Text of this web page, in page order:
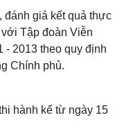
đánh giá kết quả thực
Tập đoàn Viễn
- 2013 theo quy định
Chính phủ.
hành kể từ ngày 15